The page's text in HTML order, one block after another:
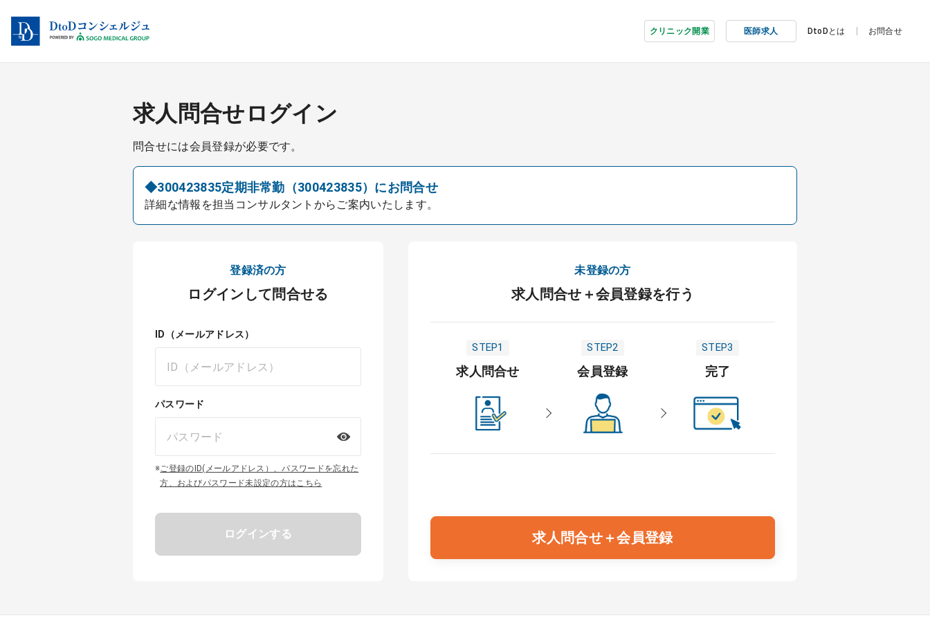
クリニック開業 医師求人 DtoDとは お問合せ
求人問合せログイン
問合せには会員登録が必要です。
◆300423835定期非常勤（300423835）にお問合せ
詳細な情報を担当コンサルタントからご案内いたします。
登録済の方
ログインして問合せる
ID（メールアドレス）
パスワード
※ご登録のID(メールアドレス）、パスワードを忘れた
方、およびパスワード未設定の方はこちら
ログインする
未登録の方
求人問合せ＋会員登録を行う
STEP1
求人問合せ
STEP2
会員登録
STEP3
完了
求人問合せ＋会員登録